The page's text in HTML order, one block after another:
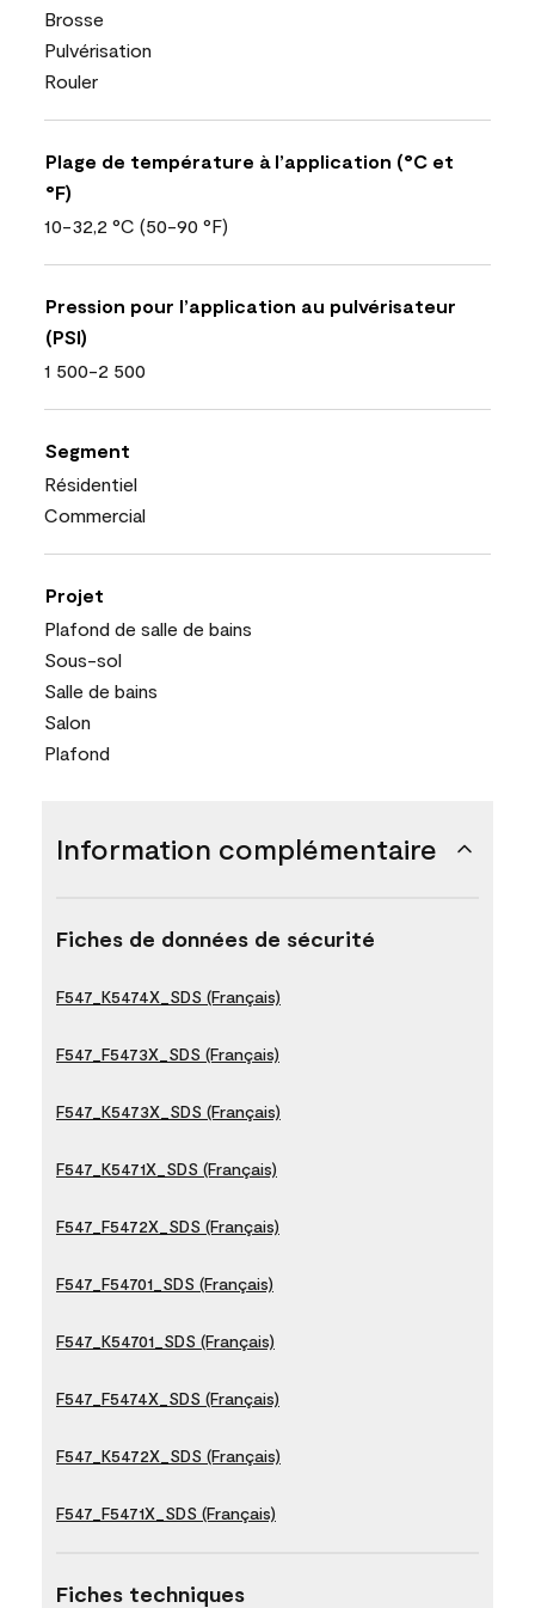
Brosse
Pulvérisation
Rouler
Plage de température à l’application (°C et
°F)
10-32,2 °C (50-90 °F)
Pression pour l’application au pulvérisateur
(PSI)
1 500-2 500
Segment
Résidentiel
Commercial
Projet
Plafond de salle de bains
Sous-sol
Salle de bains
Salon
Plafond
Information complémentaire
Fiches de données de sécurité
F547_K5474X_SDS (Français)
F547_F5473X_SDS (Français)
F547_K5473X_SDS (Français)
F547_K5471X_SDS (Français)
F547_F5472X_SDS (Français)
F547_F54701_SDS (Français)
F547_K54701_SDS (Français)
F547_F5474X_SDS (Français)
F547_K5472X_SDS (Français)
F547_F5471X_SDS (Français)
Fiches techniques